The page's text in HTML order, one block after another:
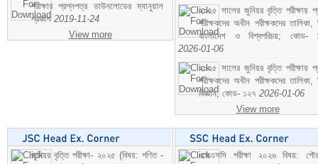
পরীক্ষার প্রশ্নপত্র ডাউনলোডের ম্যানুয়াল
প্রকাশ 2019-11-24
View more
২০২৫ সালের জুনিয়র বৃত্তি পরীক্ষায়
পরীক্ষকদের অধীন পরীক্ষকদের তালিকা,
বাংলাদেশ ও বিশ্বপরিচয়; কোড-
2026-01-06
২০২৫ সালের জুনিয়র বৃত্তি পরীক্ষায়
পরীক্ষকদের অধীন পরীক্ষকদের তালিকা,
বিজ্ঞান; কোড- ১২৭ 2026-01-06
View more
জুনিয়র বৃত্তি পরীক্ষা- ২০২৫ (বিষয়: গণিত -
এসএসসি পরীক্ষা ২০২৬ বিষয়: